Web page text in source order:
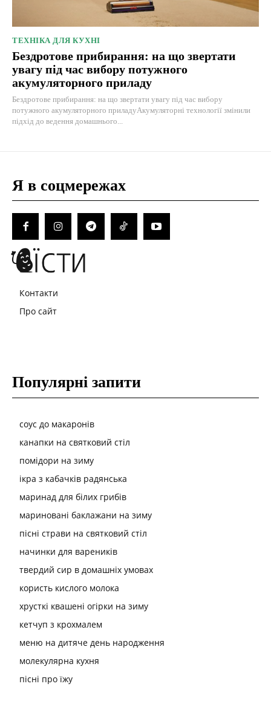
ТЕХНІКА ДЛЯ КУХНІ
Бездротове прибирання: на що звертати
увагу під час вибору потужного
акумуляторного приладу
Бездротове прибирання: на що звертати увагу під час вибору
потужного акумуляторного приладуАкумуляторні технології змінили
підхід до ведення домашнього...
Я в соцмережах
Контакти
Про сайт
Популярні запити
соус до макаронів
канапки на святковий стіл
помідори на зиму
ікра з кабачків радянська
маринад для білих грибів
мариновані баклажани на зиму
пісні страви на святковий стіл
начинки для вареників
твердий сир в домашніх умовах
користь кислого молока
хрусткі квашені огірки на зиму
кетчуп з крохмалем
меню на дитяче день народження
молекулярна кухня
пісні про їжу